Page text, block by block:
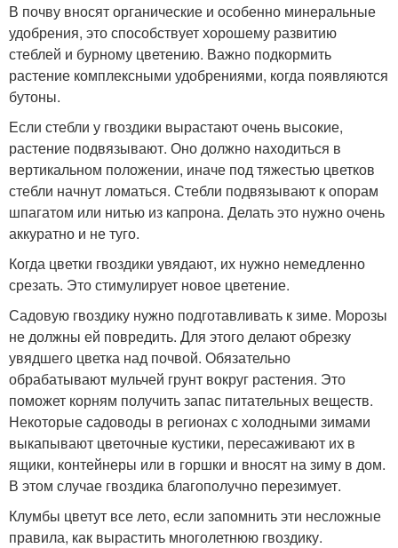
В почву вносят органические и особенно минеральные
удобрения, это способствует хорошему развитию
стеблей и бурному цветению. Важно подкормить
растение комплексными удобрениями, когда появляются
бутоны.
Если стебли у гвоздики вырастают очень высокие,
растение подвязывают. Оно должно находиться в
вертикальном положении, иначе под тяжестью цветков
стебли начнут ломаться. Стебли подвязывают к опорам
шпагатом или нитью из капрона. Делать это нужно очень
аккуратно и не туго.
Когда цветки гвоздики увядают, их нужно немедленно
срезать. Это стимулирует новое цветение.
Садовую гвоздику нужно подготавливать к зиме. Морозы
не должны ей повредить. Для этого делают обрезку
увядшего цветка над почвой. Обязательно
обрабатывают мульчей грунт вокруг растения. Это
поможет корням получить запас питательных веществ.
Некоторые садоводы в регионах с холодными зимами
выкапывают цветочные кустики, пересаживают их в
ящики, контейнеры или в горшки и вносят на зиму в дом.
В этом случае гвоздика благополучно перезимует.
Клумбы цветут все лето, если запомнить эти несложные
правила, как вырастить многолетнюю гвоздику.